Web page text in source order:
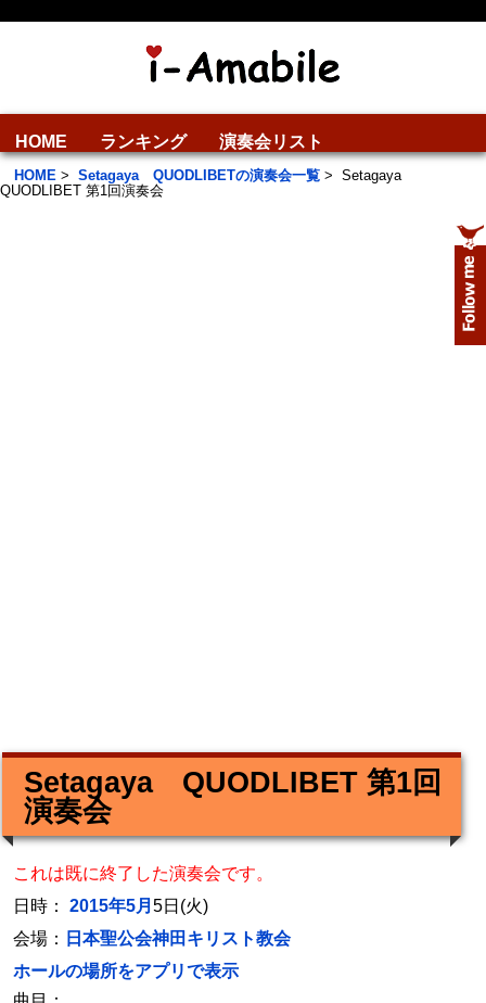
HOME ランキング 演奏会リスト
HOME > Setagaya QUODLIBETの演奏会一覧 > Setagaya
QUODLIBET 第1回演奏会
Setagaya QUODLIBET 第1回
演奏会
これは既に終了した演奏会です。
日時： 2015年5月 5日(火)
会場：
日本聖公会神田キリスト教会
ホールの場所をアプリで表示